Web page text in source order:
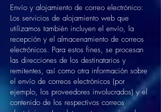
Envío y alojamiento de correo electrónico:
Los servicios de alojamiento web que
utilizamos también incluyen el envío, la
recepción y el almacenamiento de correos
electrónicos. Para estos fines, se procesan
las direcciones de los destinatarios y
remitentes, así como otra información sobre
el envío de correos electrónicos (por
ejemplo, los proveedores involucrados) y el
contenido de los respectivos correos